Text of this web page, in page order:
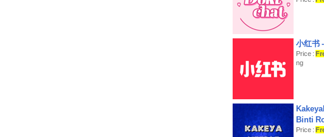
小红书
Price :
ng
Binti
Price :